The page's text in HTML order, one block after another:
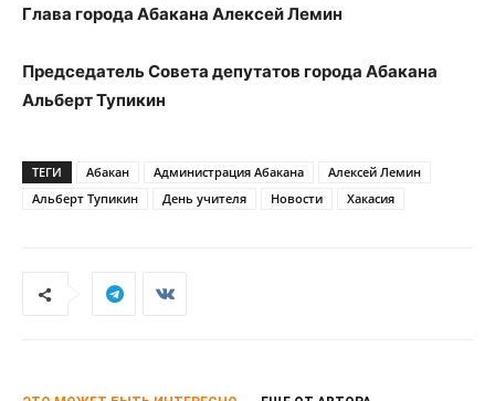
Глава города Абакана Алексей Лемин
Председатель Совета депутатов города Абакана
Альберт Тупикин
ТЕГИ Абакан Администрация Абакана
Алексей Лемин
Альберт Тупикин
День учителя Новости Хакасия